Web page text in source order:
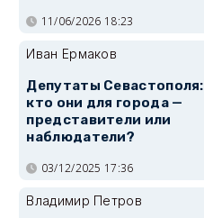
11/06/2026 18:23
Иван Ермаков
Депутаты Севастополя:
кто они для города —
представители или
наблюдатели?
03/12/2025 17:36
Владимир Петров